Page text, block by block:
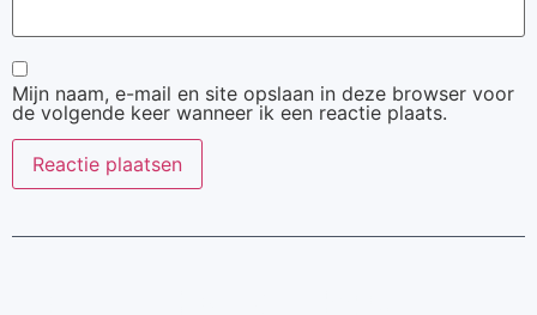
Mijn naam, e-mail en site opslaan in deze browser voor
de volgende keer wanneer ik een reactie plaats.